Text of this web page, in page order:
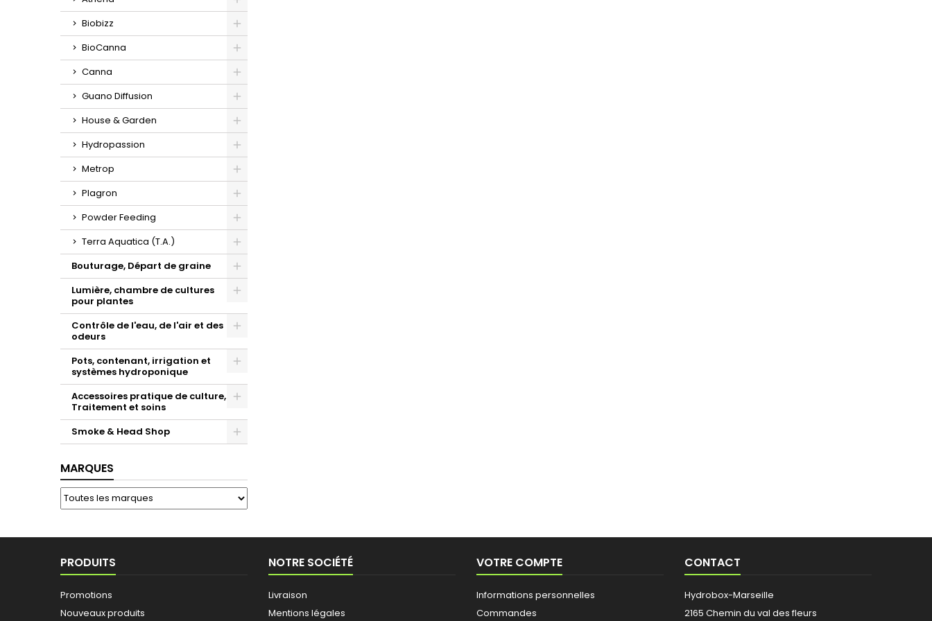
Biobizz
BioCanna
Canna
Guano Diffusion
House & Garden
Hydropassion
Metrop
Plagron
Powder Feeding
Terra Aquatica (T.A.)
Bouturage, Départ de graine
Lumière, chambre de cultures
pour plantes
Contrôle de l'eau, de l'air et des
odeurs
Pots, contenant, irrigation et
systèmes hydroponique
Accessoires pratique de culture,
Traitement et soins
Smoke & Head Shop
MARQUES
PRODUITS
Promotions
Nouveaux produits
NOTRE SOCIÉTÉ
Livraison
Mentions légales
VOTRE COMPTE
Informations personnelles
Commandes
CONTACT
Hydrobox-Marseille
2165 Chemin du val des fleurs